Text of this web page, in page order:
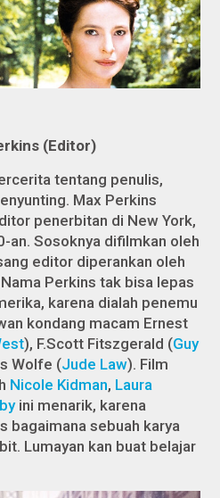
(Editor)
tentang penulis,
Max Perkins
penerbitan di New York,
an. Sosoknya difilmkan oleh
editor diperankan oleh
Nama Perkins tak bisa lepas
karena dialah penemu
kondang macam Ernest
), F.Scott Fitszgerald (Guy
Wolfe (Jude Law). Film
Nicole Kidman, Laura
ini menarik, karena
bagaimana sebuah karya
Lumayan kan buat belajar